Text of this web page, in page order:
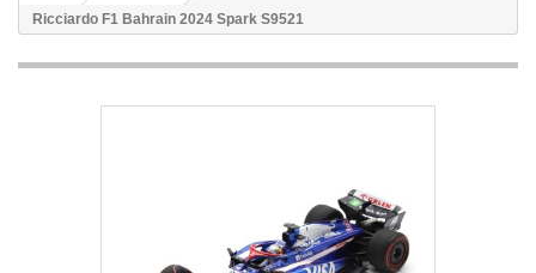
Ricciardo F1 Bahrain 2024 Spark S9521